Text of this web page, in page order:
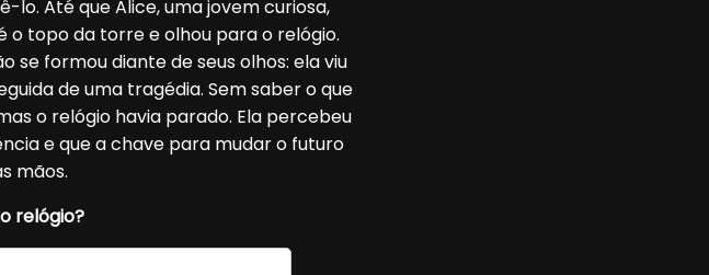
lo. Até que Alice, uma jovem curiosa,
o topo da torre e olhou para o relógio.
se formou diante de seus olhos: ela viu
de uma tragédia. Sem saber o que
o relógio havia parado. Ela percebeu
e que a chave para mudar o futuro
mãos.
relógio?